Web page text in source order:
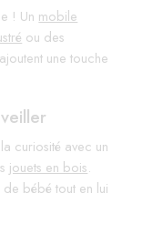
! Un mobile
ou des
une touche
curiosité avec un
jouets en bois.
de bébé tout en lui